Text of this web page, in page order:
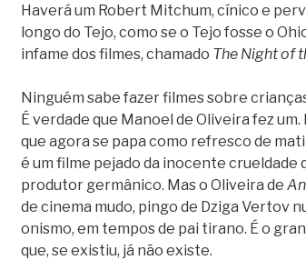
Haverá um Robert Mit­chum, cínico e
longo do Tejo, como se o Tejo fosse o
infame dos fil­mes, cha­mado The Night of
Nin­guém sabe fazer fil­mes sobre
É ver­dade que Manoel de Oli­veira fez um.
que agora se papa como refresco de
é um filme pejado da ino­cente cru­el­dade
pro­du­tor ger­mâ­nico. Mas o Oli­veira de
de cinema mudo, pingo de Dziga Ver­tov
o­nismo, em tem­pos de pai tirano. É o
que, se exis­tiu, já não existe.